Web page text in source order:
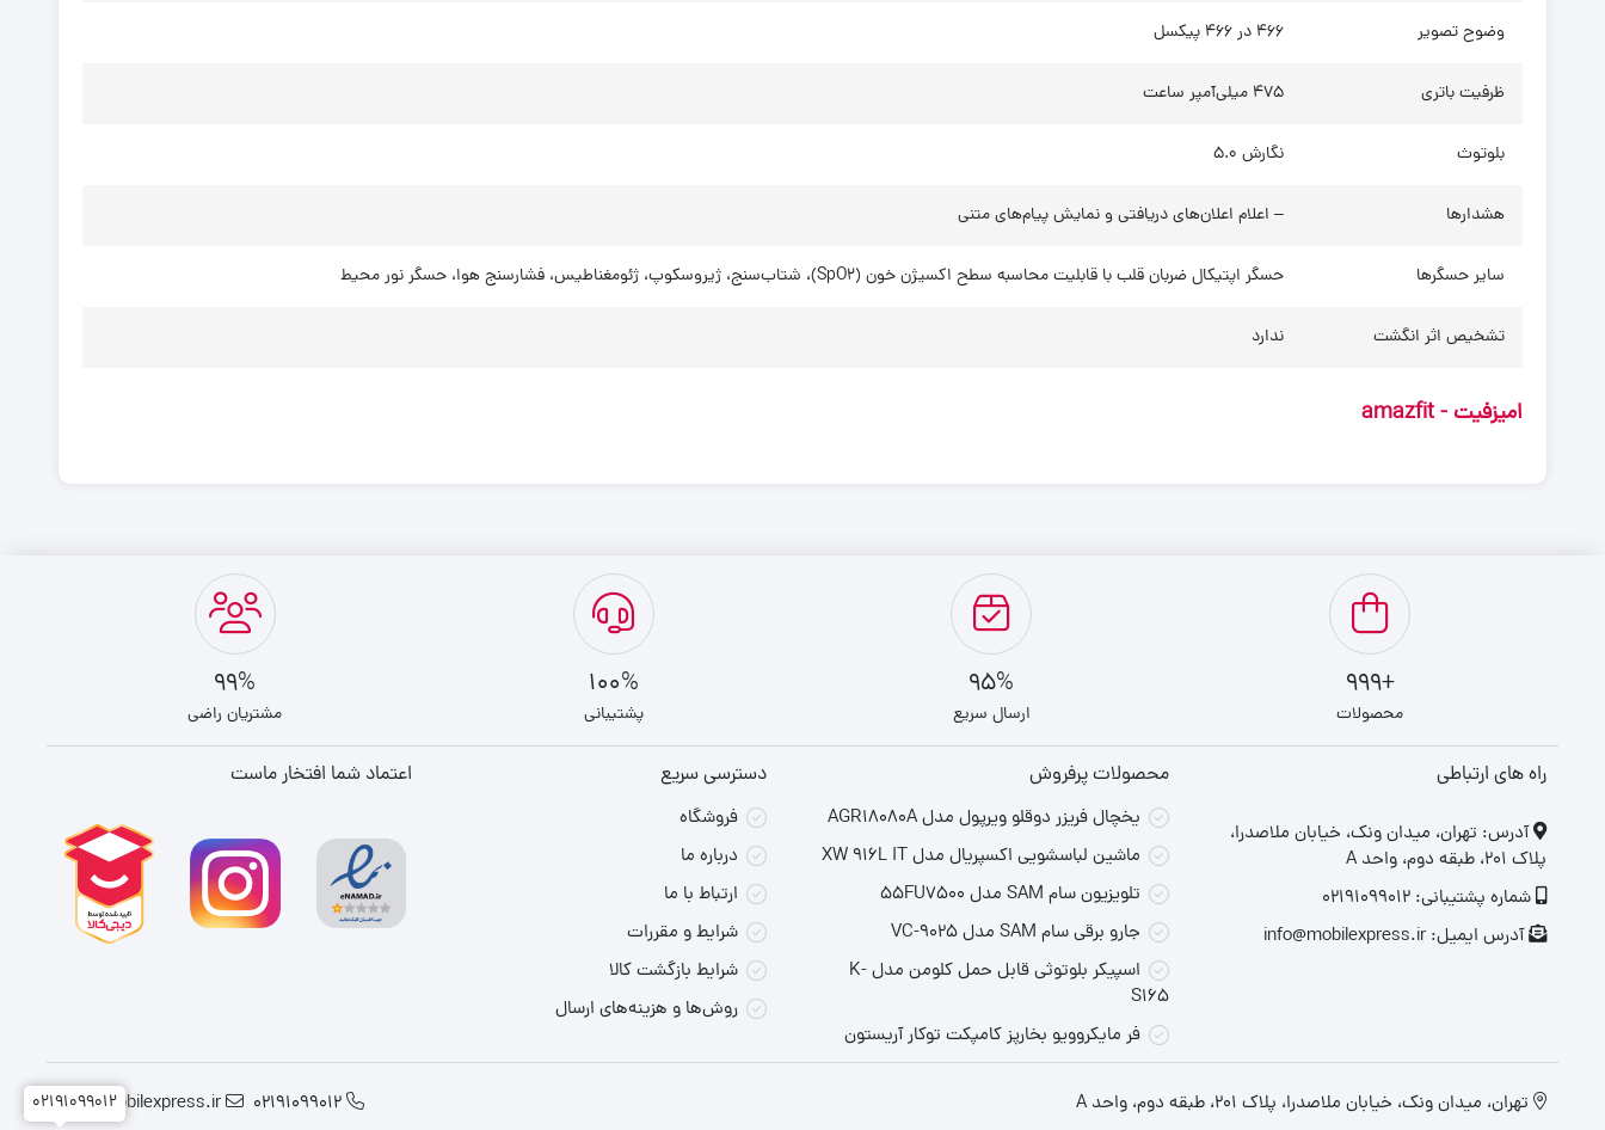
وضوح تصویر 466 در 466 پیکسل
ظرفیت باتری 475 میلی‌آمپر ساعت
بلوتوث نگارش 5.0
هشدارها – اعلام اعلان‌های دریافتی و نمایش پیام‌های متنی
سایر حسگرها حسگر اپتیکال ضربان قلب با قابلیت محاسبه سطح اکسیژن خون (SpO2)، شتاب‌سنج، ژیروسکوپ، ژئومغناطیس، فشارسنج هوا، حسگر نور محیط
تشخیص اثر انگشت ندارد
امیزفیت - amazfit
+999
محصولات
95%
ارسال سریع
100%
پشتیبانی
99%
مشتریان راضی
راه های ارتباطی
‎آدرس: تهران، میدان ونک، خیابان ملاصدرا،
پلاک ۲۰۱، طبقه دوم، واحد A
شماره پشتیبانی: 02191099012
آدرس ایمیل: info@mobilexpress.ir
محصولات پرفروش
یخچال فریزر دوقلو ویرپول مدل AGR18080A
ماشین لباسشویی اکسپریال مدل XW 916L IT
تلویزیون سام SAM مدل 55FU7500
جارو برقی سام SAM مدل VC-9025
اسپیکر بلوتوثی قابل حمل کلومن مدل K-
S165
فر مایکروویو بخارپز کامپکت توکار آریستون
دسترسی سریع
فروشگاه
درباره ما
ارتباط با ما
شرایط و مقررات
شرایط بازگشت کالا
روش‌ها و هزینه‌های ارسال
اعتماد شما افتخار ماست
تهران، میدان ونک، خیابان ملاصدرا، پلاک ۲۰۱، طبقه دوم، واحد A 02191099012
info@mobilexpress.ir
02191099012